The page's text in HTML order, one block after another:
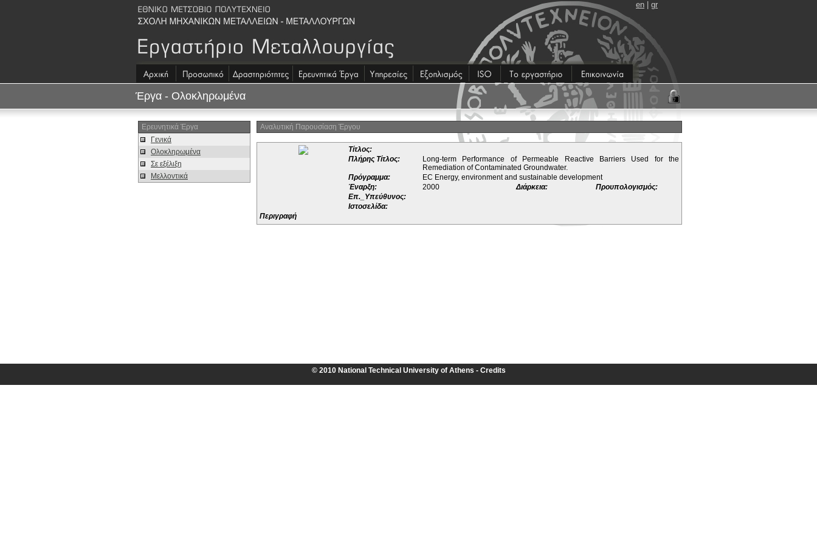
en gr
Έργα - Ολοκληρωμένα
Ερευνητικά Έργα
Γενικά
Ολοκληρωμένα
Σε εξέλιξη
Μελλοντικά
Αναλυτική Παρουσίαση Έργου
Τίτλος:
Πλήρης Τίτλος:
Long-term Performance of Permeable Reactive Barriers Used for the
Remediation of Contaminated Groundwater.
Πρόγραμμα:
EC Energy, environment and sustainable development
Έναρξη:
2000 Διάρκεια:
Προυπολογισμός:
Επ._Υπεύθυνος:
Ιστοσελίδα:
Περιγραφή
© 2010 National Technical University of Athens - Credits